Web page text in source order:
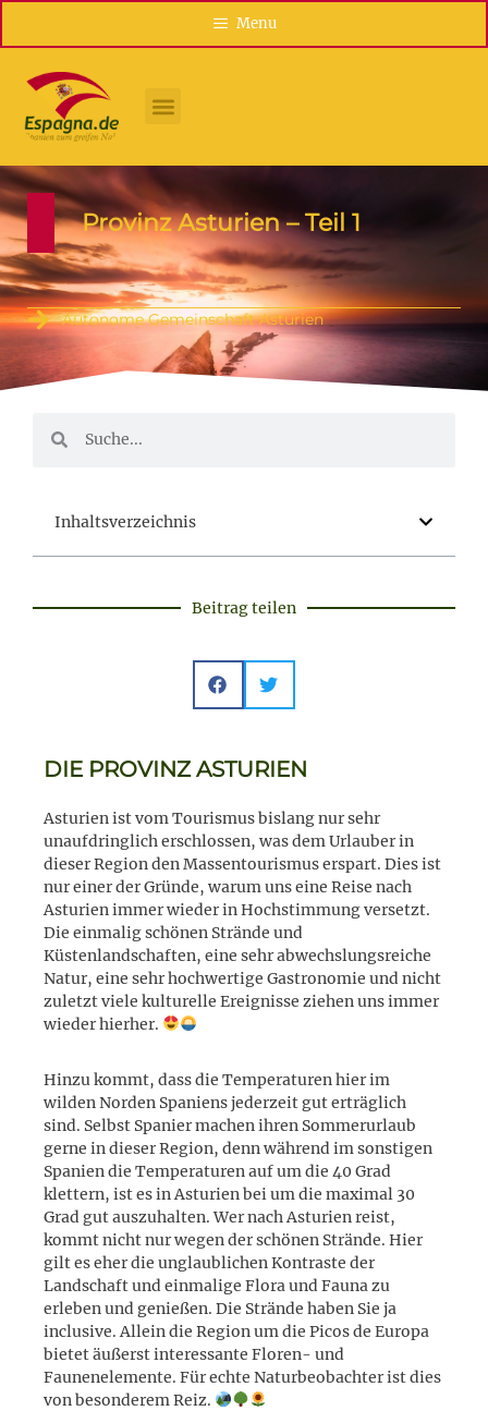
Menu
Provinz Asturien – Teil 1
Autonome Gemeinschaft Asturien
DIE PROVINZ ASTURIEN
Asturien ist vom Tourismus bislang nur sehr
unaufdringlich erschlossen, was dem Urlauber in
dieser Region den Massentourismus erspart. Dies ist
nur einer der Gründe, warum uns eine Reise nach
Asturien immer wieder in Hochstimmung versetzt.
Die einmalig schönen Strände und
Küstenlandschaften, eine sehr abwechslungsreiche
Natur, eine sehr hochwertige Gastronomie und nicht
zuletzt viele kulturelle Ereignisse ziehen uns immer
wieder hierher.
Hinzu kommt, dass die Temperaturen hier im
wilden Norden Spaniens jederzeit gut erträglich
sind. Selbst Spanier machen ihren Sommerurlaub
gerne in dieser Region, denn während im sonstigen
Spanien die Temperaturen auf um die 40 Grad
klettern, ist es in Asturien bei um die maximal 30
Grad gut auszuhalten. Wer nach Asturien reist,
kommt nicht nur wegen der schönen Strände. Hier
gilt es eher die unglaublichen Kontraste der
Landschaft und einmalige Flora und Fauna zu
erleben und genießen. Die Strände haben Sie ja
inclusive. Allein die Region um die Picos de Europa
bietet äußerst interessante Floren- und
Faunenelemente. Für echte Naturbeobachter ist dies
von besonderem Reiz.
Inhaltsverzeichnis
Beitrag teilen